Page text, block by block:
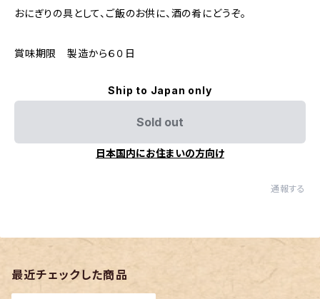
おにぎりの具として、ご飯のお供に、酒の肴にどうぞ。
賞味期限 製造から６０日
Ship to Japan only
Sold out
日本国内にお住まいの方向け
通報する
最近チェックした商品